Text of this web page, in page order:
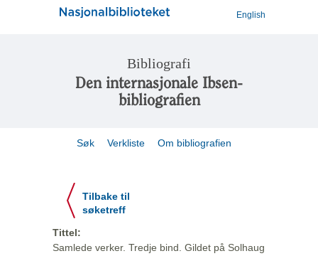
English
Bibliografi
Den internasjonale Ibsen-
bibliografien
Søk Verkliste Om bibliografien
Tilbake til
søketreff
Tittel:
Samlede verker. Tredje bind. Gildet på Solhaug